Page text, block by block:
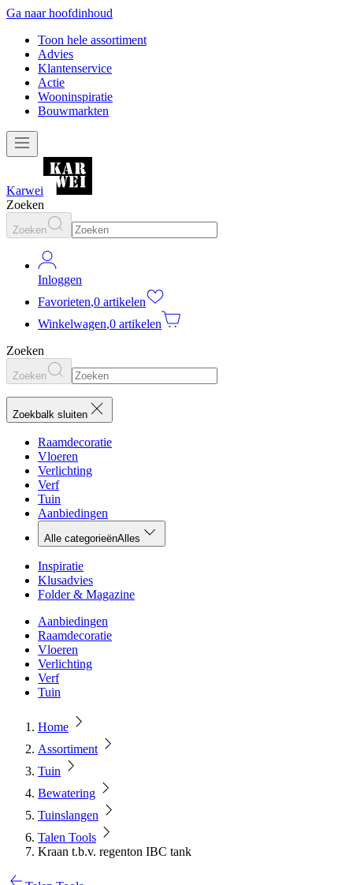
Ga naar hoofdinhoud
Toon hele assortiment
Advies
Klantenservice
Actie
Wooninspiratie
Bouwmarkten
Karwei
Zoeken
Zoeken
Inloggen
Favorieten,0 artikelen
Winkelwagen,0 artikelen
Zoeken
Zoeken
Zoekbalk sluiten
Raamdecoratie
Vloeren
Verlichting
Verf
Tuin
Aanbiedingen
Alle categorieënAlles
Inspiratie
Klusadvies
Folder & Magazine
Aanbiedingen
Raamdecoratie
Vloeren
Verlichting
Verf
Tuin
Home
Assortiment
Tuin
Bewatering
Tuinslangen
Talen Tools
Kraan t.b.v. regenton IBC tank